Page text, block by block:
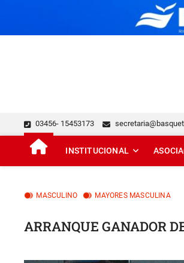
FEDERACIÓN
03456- 15453173
INSTITUCIONAL
MASCULINO MAYORES MASCULINA
ARRANQUE GANADOR